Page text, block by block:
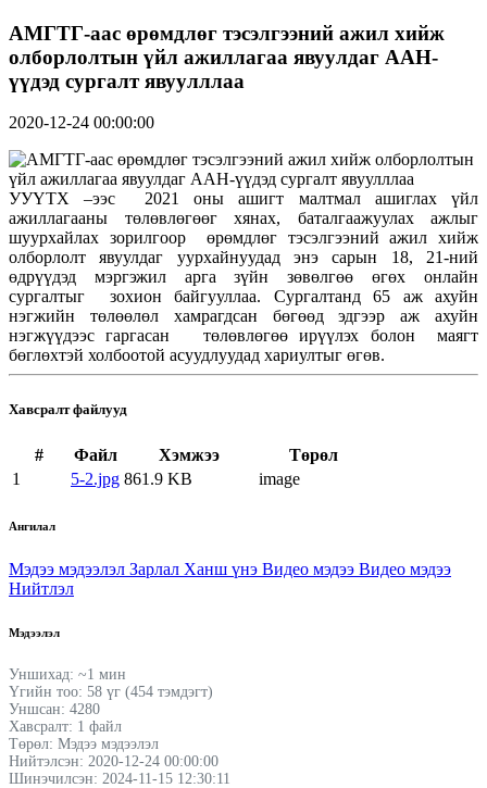
АМГТГ-аас өрөмдлөг тэсэлгээний ажил хийж
олборлолтын үйл ажиллагаа явуулдаг ААН-
үүдэд сургалт явуулллаа
2020-12-24 00:00:00
УУҮТХ –ээс 2021 оны ашигт малтмал ашиглах үйл
ажиллагааны төлөвлөгөөг хянах, баталгаажуулах ажлыг
шуурхайлах зорилгоор өрөмдлөг тэсэлгээний ажил хийж
олборлолт явуулдаг уурхайнуудад энэ сарын 18, 21-ний
өдрүүдэд мэргэжил арга зүйн зөвөлгөө өгөх онлайн
сургалтыг зохион байгууллаа. Сургалтанд 65 аж ахуйн
нэгжийн төлөөлөл хамрагдсан бөгөөд эдгээр аж ахуйн
нэгжүүдээс гаргасан төлөвлөгөө ирүүлэх болон маягт
бөглөхтэй холбоотой асуудлуудад хариултыг өгөв.
Хавсралт файлууд
# Файл Хэмжээ
Төрөл
1
5-2.jpg 861.9 KB image
Ангилал
Мэдээ мэдээлэл Зарлал Ханш үнэ Видео мэдээ Видео мэдээ
Нийтлэл
Мэдээлэл
Уншихад: ~1 мин
Үгийн тоо: 58 үг (454 тэмдэгт)
Уншсан: 4280
Хавсралт: 1 файл
Төрөл: Мэдээ мэдээлэл
Нийтэлсэн: 2020-12-24 00:00:00
Шинэчилсэн: 2024-11-15 12:30:11